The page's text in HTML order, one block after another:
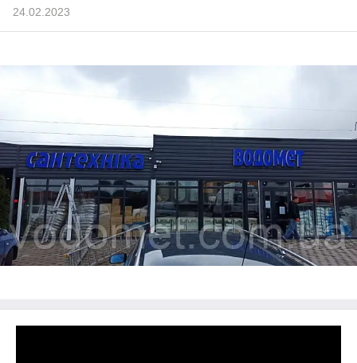
24.02.2023